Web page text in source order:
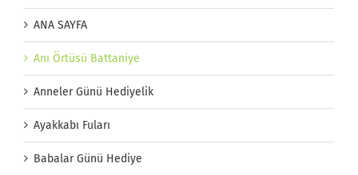
ANA SAYFA
Anı Örtüsü Battaniye
Anneler Günü Hediyelik
Ayakkabı Fuları
Babalar Günü Hediye